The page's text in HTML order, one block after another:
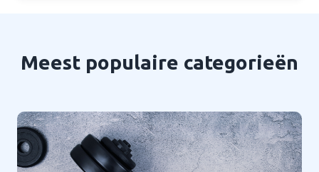
Meest populaire categorieën